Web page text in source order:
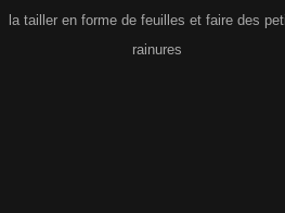
la tailler en forme de feuilles et faire des
rainures